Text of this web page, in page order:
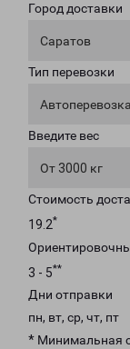
Город доставки
Саратов
Тип перевозки
Автоперевозка
Введите вес
От 3000 кг
Стоимость
19.2*
3 - 5**
Дни отправки
пн, вт, ср, чт, пт
* Минимальная